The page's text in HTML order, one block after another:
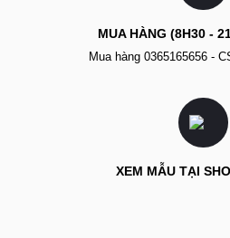
MUA HÀNG (8H30 -
Mua hàng 0365165656-
XEM MẪU TẠI